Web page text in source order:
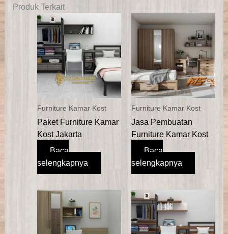
Produk Terkait
Furniture Kamar Kost
Paket Furniture Kamar
Kost Jakarta
Baca
selengkapnya
Furniture Kamar Kost
Jasa Pembuatan
Furniture Kamar Kost
Baca
selengkapnya